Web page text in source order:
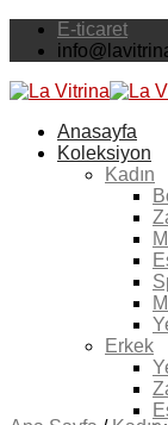
Skip
E-ticaret
Anasayfa
Koleksiyon
Kadın
Erkek